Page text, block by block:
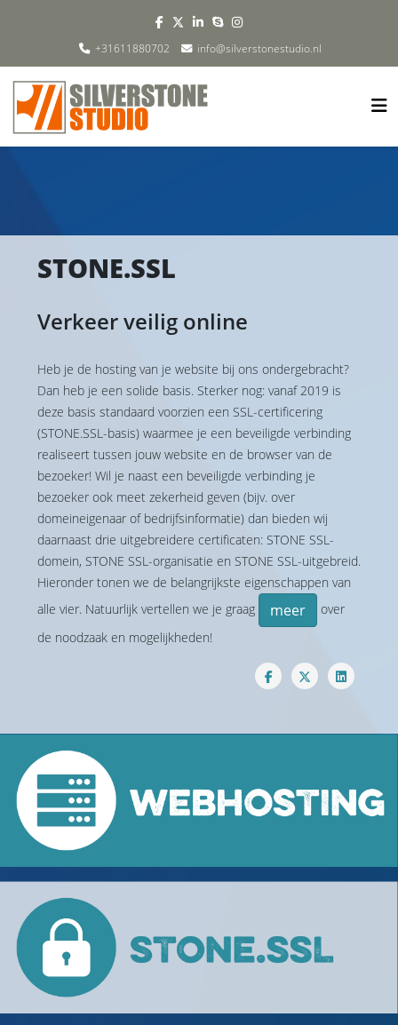
+31611880702 info@silverstonestudio.nl
STONE.SSL
Verkeer veilig online
Heb je de hosting van je website bij ons ondergebracht?
Dan heb je een solide basis. Sterker nog: vanaf 2019 is
deze basis standaard voorzien een SSL-certificering
(STONE.SSL-basis) waarmee je een beveiligde verbinding
realiseert tussen jouw website en de browser van de
bezoeker! Wil je naast een beveiligde verbinding je
bezoeker ook meet zekerheid geven (bijv. over
domeineigenaar of bedrijfsinformatie) dan bieden wij
daarnaast drie uitgebreidere certificaten: STONE SSL-
domein, STONE SSL-organisatie en STONE SSL-uitgebreid.
Hieronder tonen we de belangrijkste eigenschappen van
alle vier. Natuurlijk vertellen we je graag
meer
over
de noodzaak en mogelijkheden!